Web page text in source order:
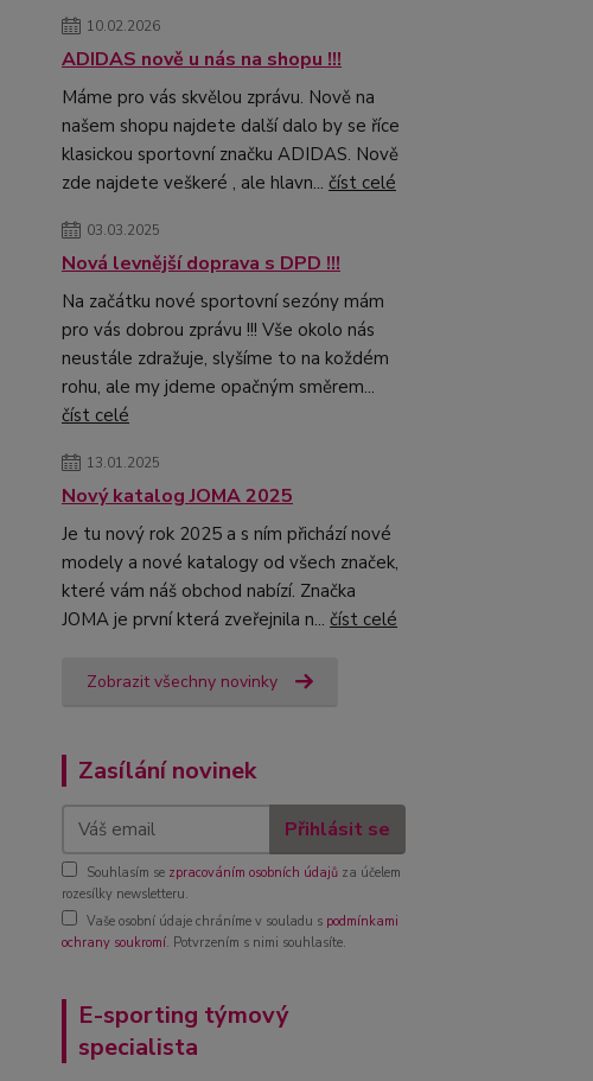
10.02.2026
ADIDAS nově u nás na shopu !!!
Máme pro vás skvělou zprávu. Nově na
našem shopu najdete další dalo by se říce
klasickou sportovní značku ADIDAS. Nově
zde najdete veškeré , ale hlavn... číst celé
03.03.2025
Nová levnější doprava s DPD !!!
Na začátku nové sportovní sezóny mám
pro vás dobrou zprávu !!! Vše okolo nás
neustále zdražuje, slyšíme to na koždém
rohu, ale my jdeme opačným směrem...
číst celé
13.01.2025
Nový katalog JOMA 2025
Je tu nový rok 2025 a s ním přichází nové
modely a nové katalogy od všech značek,
které vám náš obchod nabízí. Značka
JOMA je první která zveřejnila n... číst celé
Zobrazit všechny novinky
Zasílání novinek
Přihlásit se
Souhlasím se zpracováním osobních údajů za účelem
rozesílky newsletteru.
Vaše osobní údaje chráníme v souladu s podmínkami
ochrany soukromí. Potvrzením s nimi souhlasíte.
E-sporting týmový
specialista